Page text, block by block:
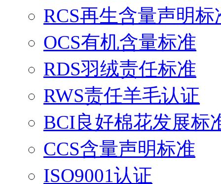
RCS再生含量声明标
OCS有机含量标准
RDS羽绒责任标准
RWS责任羊毛认证
BCI良好棉花发展标
CCS含量声明标准
ISO9001认证